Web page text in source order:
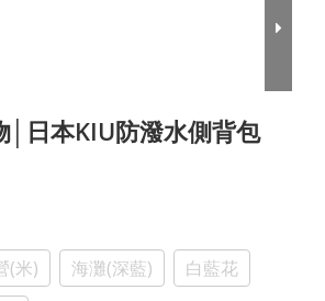
│日本KIU防潑水側背包
(米) 海灘(深藍)
白藍花